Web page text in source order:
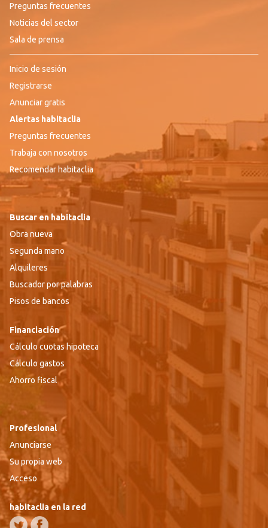
Preguntas frecuentes
Noticias del sector
Sala de prensa
Inicio de sesión
Registrarse
Anunciar gratis
Alertas habitaclia
Preguntas frecuentes
Trabaja con nosotros
Recomendar habitaclia
Buscar en habitaclia
Obra nueva
Segunda mano
Alquileres
Buscador por palabras
Pisos de bancos
Financiación
Cálculo cuotas hipoteca
Cálculo gastos
Ahorro fiscal
Profesional
Anunciarse
Su propia web
Acceso
habitaclia en la red